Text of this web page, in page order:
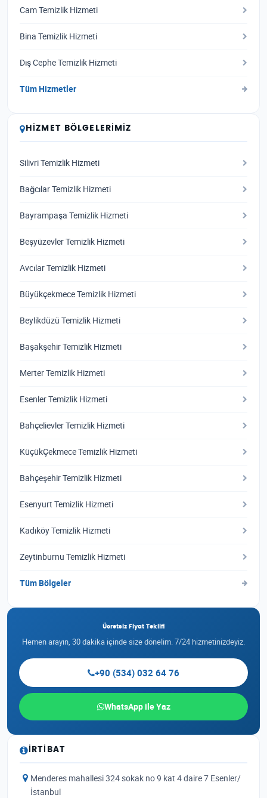
Cam Temizlik Hizmeti
Bina Temizlik Hizmeti
Dış Cephe Temizlik Hizmeti
Tüm Hizmetler
HIZMET BÖLGELERIMIZ
Silivri Temizlik Hizmeti
Bağcılar Temizlik Hizmeti
Bayrampaşa Temizlik Hizmeti
Beşyüzevler Temizlik Hizmeti
Avcılar Temizlik Hizmeti
Büyükçekmece Temizlik Hizmeti
Beylikdüzü Temizlik Hizmeti
Başakşehir Temizlik Hizmeti
Merter Temizlik Hizmeti
Esenler Temizlik Hizmeti
Bahçelievler Temizlik Hizmeti
KüçükÇekmece Temizlik Hizmeti
Bahçeşehir Temizlik Hizmeti
Esenyurt Temizlik Hizmeti
Kadıköy Temizlik Hizmeti
Zeytinburnu Temizlik Hizmeti
Tüm Bölgeler
Ücretsiz Fiyat Teklifi
Hemen arayın, 30 dakika içinde size dönelim. 7/24 hizmetinizdeyiz.
+90 (534) 032 64 76
WhatsApp ile Yaz
İRTIBAT
Menderes mahallesi 324 sokak no 9 kat 4 daire 7 Esenler/
İstanbul